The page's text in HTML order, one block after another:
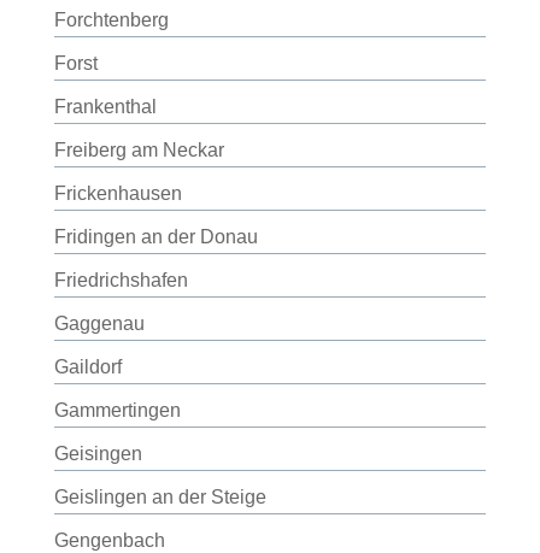
Forchtenberg
Forst
Frankenthal
Freiberg am Neckar
Frickenhausen
Fridingen an der Donau
Friedrichshafen
Gaggenau
Gaildorf
Gammertingen
Geisingen
Geislingen an der Steige
Gengenbach